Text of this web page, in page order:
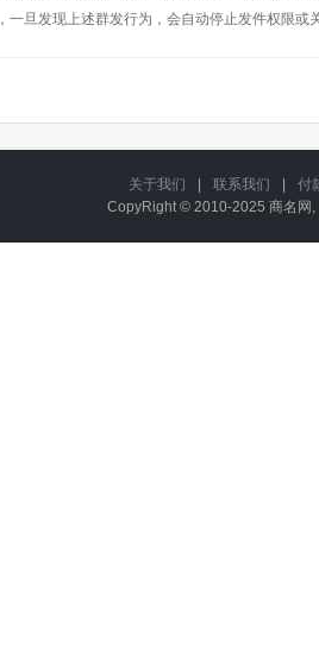
一旦发现上述群发行为，会自动停止发件权限或
关于我们 联系我们
付
CopyRight © 2010-2025 商名